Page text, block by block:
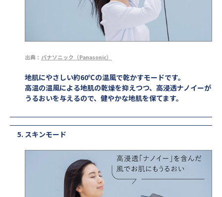
出典： パナソニック（Panasonic）
地肌にやさしい約60℃の温風で乾かすモードです。
高温の温風による地肌の乾燥を抑えつつ、高浸透ナノイーが
うるおいを与えるので、健やかな地肌を保てます。
スキンモード